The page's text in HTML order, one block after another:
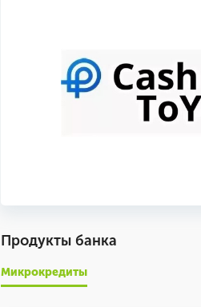
Продукты банка
Микрокредиты